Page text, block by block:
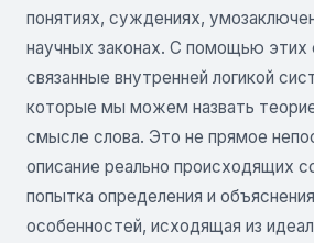
понятиях, суждениях,
научных законах. С помощью
связанные внутренней логикой
которые мы можем назвать
смысле слова. Это не прямое
описание реально происходящих
попытка определения и
особенностей, исходящая из